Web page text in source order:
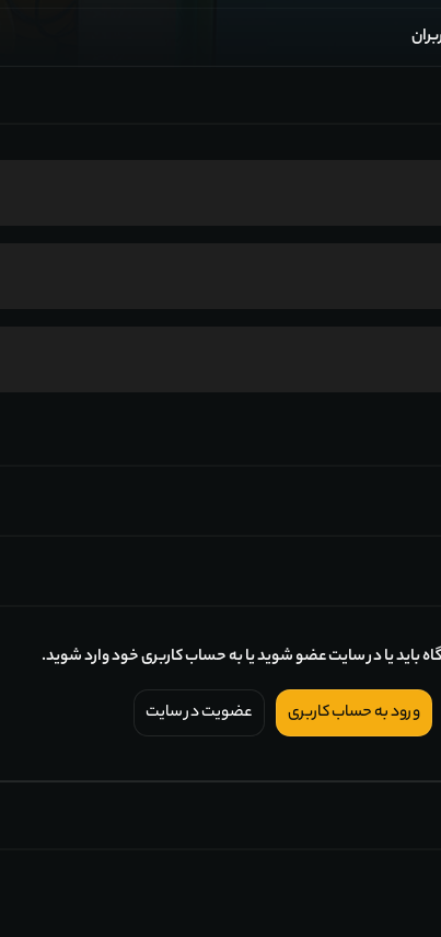
باید یا در سایت عضو شوید یا به حساب کاربری خود وارد شوید.
ورود به حساب کاربری عضویت در سایت